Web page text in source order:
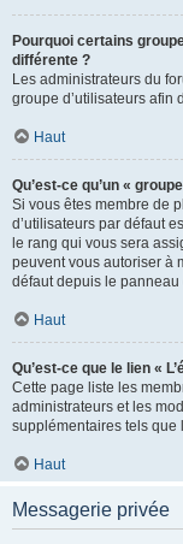
Pourquoi certains
différente ?
Les administrateurs du
groupe d’utilisateurs afin
Haut
Qu’est-ce qu’un «
Si vous êtes membre de
d’utilisateurs par défaut
le rang qui vous sera
peuvent vous autoriser à
défaut depuis le panneau
Haut
Qu’est-ce que le lien «
Cette page liste les
administrateurs et les
supplémentaires tels que
Haut
Messagerie privée